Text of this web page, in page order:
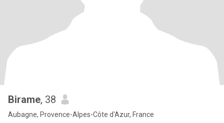
Birame, 38
Aubagne, Provence-Alpes-Côte d'Azur, France